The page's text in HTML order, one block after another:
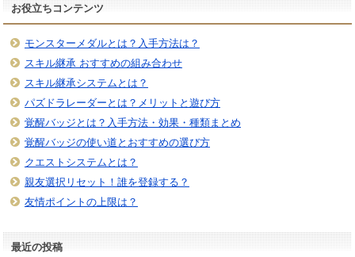
お役立ちコンテンツ
モンスターメダルとは？入手方法は？
スキル継承 おすすめの組み合わせ
スキル継承システムとは？
パズドラレーダーとは？メリットと遊び方
覚醒バッジとは？入手方法・効果・種類まとめ
覚醒バッジの使い道とおすすめの選び方
クエストシステムとは？
親友選択リセット！誰を登録する？
友情ポイントの上限は？
最近の投稿